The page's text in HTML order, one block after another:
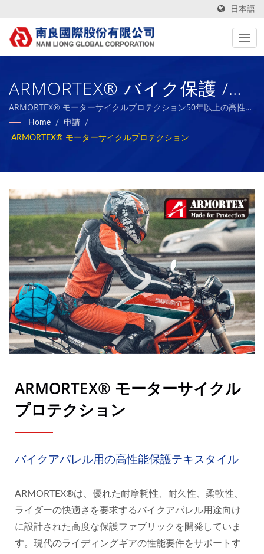
日本語
ARMORTEX® バイク保護 /
ESGレポートを持つ台湾のテ
キスタイルファブリックメー
ARMORTEX® モーターサイクルプロテクション50年以上の高性能
技術ファブリックとバイオラバースポンジの製造業者 | Nam
Liong
Home / 申請
/
ARMORTEX® モーターサイクルプロテクション
ARMORTEX® モーターサイクル
プロテクション
バイクアパレル用の高性能保護テキスタイル
ARMORTEX®は、優れた耐摩耗性、耐久性、柔軟性、
ライダーの快適さを要求するバイクアパレル用途向け
に設計された高度な保護ファブリックを開発していま
す。現代のライディングギアの性能要件をサポートす